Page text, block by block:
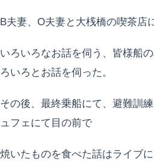
B夫妻、O夫妻と大桟橋の喫茶店
いろいろなお話を伺う、皆様船
ろいろとお話を伺った。
その後、最終乗船にて、避難訓
ュフェにて目の前で
焼いたものを食べた話はライブ